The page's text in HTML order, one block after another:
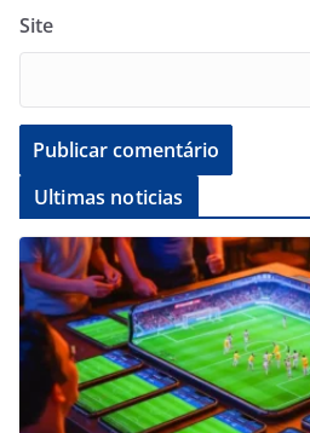
Site
Ultimas noticias